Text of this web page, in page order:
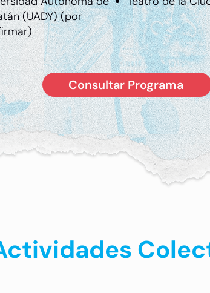
(UADY) (por
Consultar Programa